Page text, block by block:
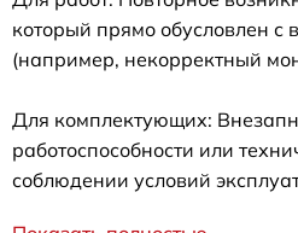
который прямо обусловлен с
(например, некорректный
Для комплектующих:
работоспособности или
соблюдении условий